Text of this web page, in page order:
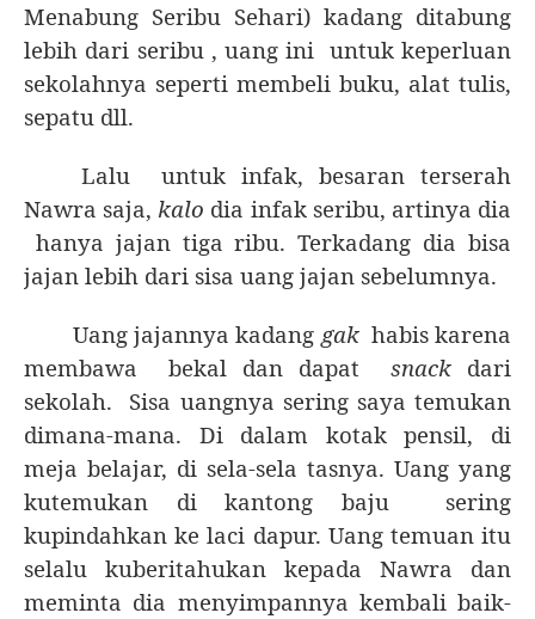
Menabung Seribu Sehari) kadang ditabung
lebih dari seribu , uang ini untuk keperluan
sekolahnya seperti membeli buku, alat tulis,
sepatu dll.
Lalu
untuk infak, besaran terserah
Nawra saja, kalo dia infak seribu, artinya dia
hanya jajan tiga ribu. Terkadang dia bisa
jajan lebih dari sisa uang jajan sebelumnya.
Uang jajannya kadang gak habis karena
membawa
bekal dan dapat snack dari
sekolah.
Sisa uangnya sering saya temukan
dimana-mana. Di dalam kotak pensil, di
meja belajar, di sela-sela tasnya. Uang yang
kutemukan di kantong baju
sering
kupindahkan ke laci dapur. Uang temuan itu
selalu kuberitahukan kepada Nawra dan
meminta dia menyimpannya kembali baik-